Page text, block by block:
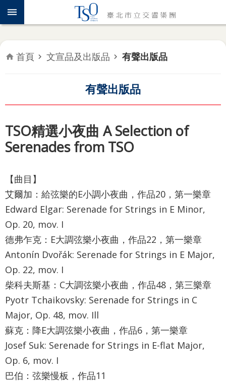
跳到主要內容區塊
認
識
年
音
樂
會
推
廣
教
育
最
新
消
息
文
宣
品
及
出
版
品
首頁 文宣品及出版品 有聲出版品
有聲出版品
TSO精選小夜曲 A Selection of
Serenades from TSO
【曲目】
艾爾加：給弦樂的E小調小夜曲，作品20，第一樂章
Edward Elgar: Serenade for Strings in E Minor,
Op. 20, mov. I
德弗乍克：E大調弦樂小夜曲，作品22，第一樂章
Antonín Dvořák: Serenade for Strings in E Major,
Op. 22, mov. I
柴科夫斯基：C大調弦樂小夜曲，作品48，第三樂章
Pyotr Tchaikovsky: Serenade for Strings in C
Major, Op. 48, mov. Ill
蘇克：降E大調弦樂小夜曲，作品6，第一樂章
Josef Suk: Serenade for Strings in E-flat Major,
Op. 6, mov. I
巴伯：弦樂慢板，作品11